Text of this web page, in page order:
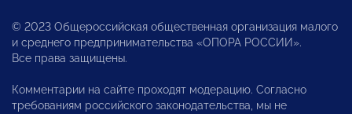
© 2023 Общероссийская общественная организация малого
и среднего предпринимательства «ОПОРА РОССИИ».
Все права защищены.
Комментарии на сайте проходят модерацию. Согласно
требованиям российского законодательства, мы не